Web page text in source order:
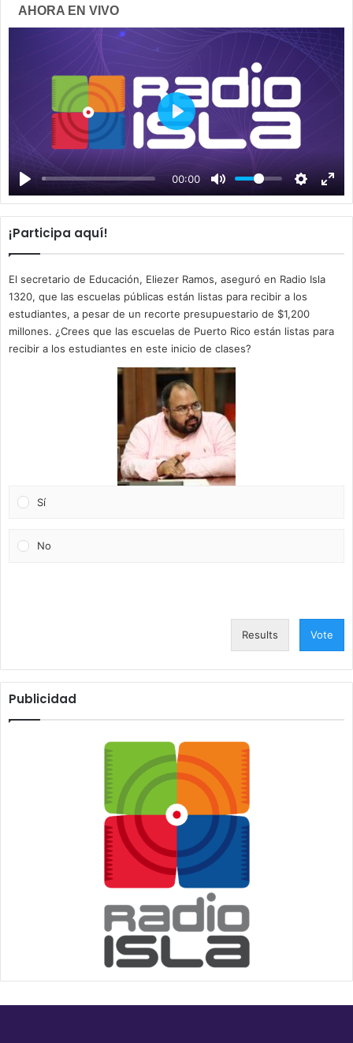
AHORA EN VIVO
00:00
P
a
y
¡Participa aquí!
El secretario de Educación, Eliezer Ramos, aseguró en Radio Isla
1320, que las escuelas públicas están listas para recibir a los
estudiantes, a pesar de un recorte presupuestario de $1,200
millones. ¿Crees que las escuelas de Puerto Rico están listas para
recibir a los estudiantes en este inicio de clases?
Sí
No
Results Vote
Publicidad